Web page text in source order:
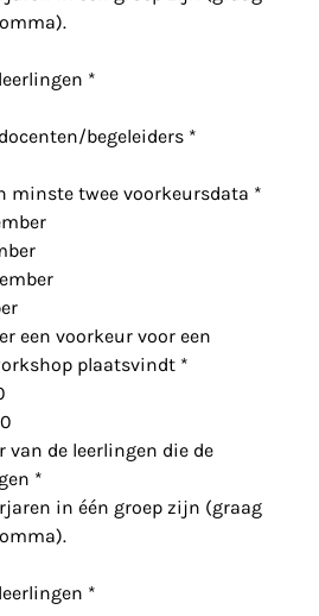
*
begeleiders *
minste twee voorkeursdata *
een voorkeur voor een
plaatsvindt *
van de leerlingen die de
*
in één groep zijn (graag
*